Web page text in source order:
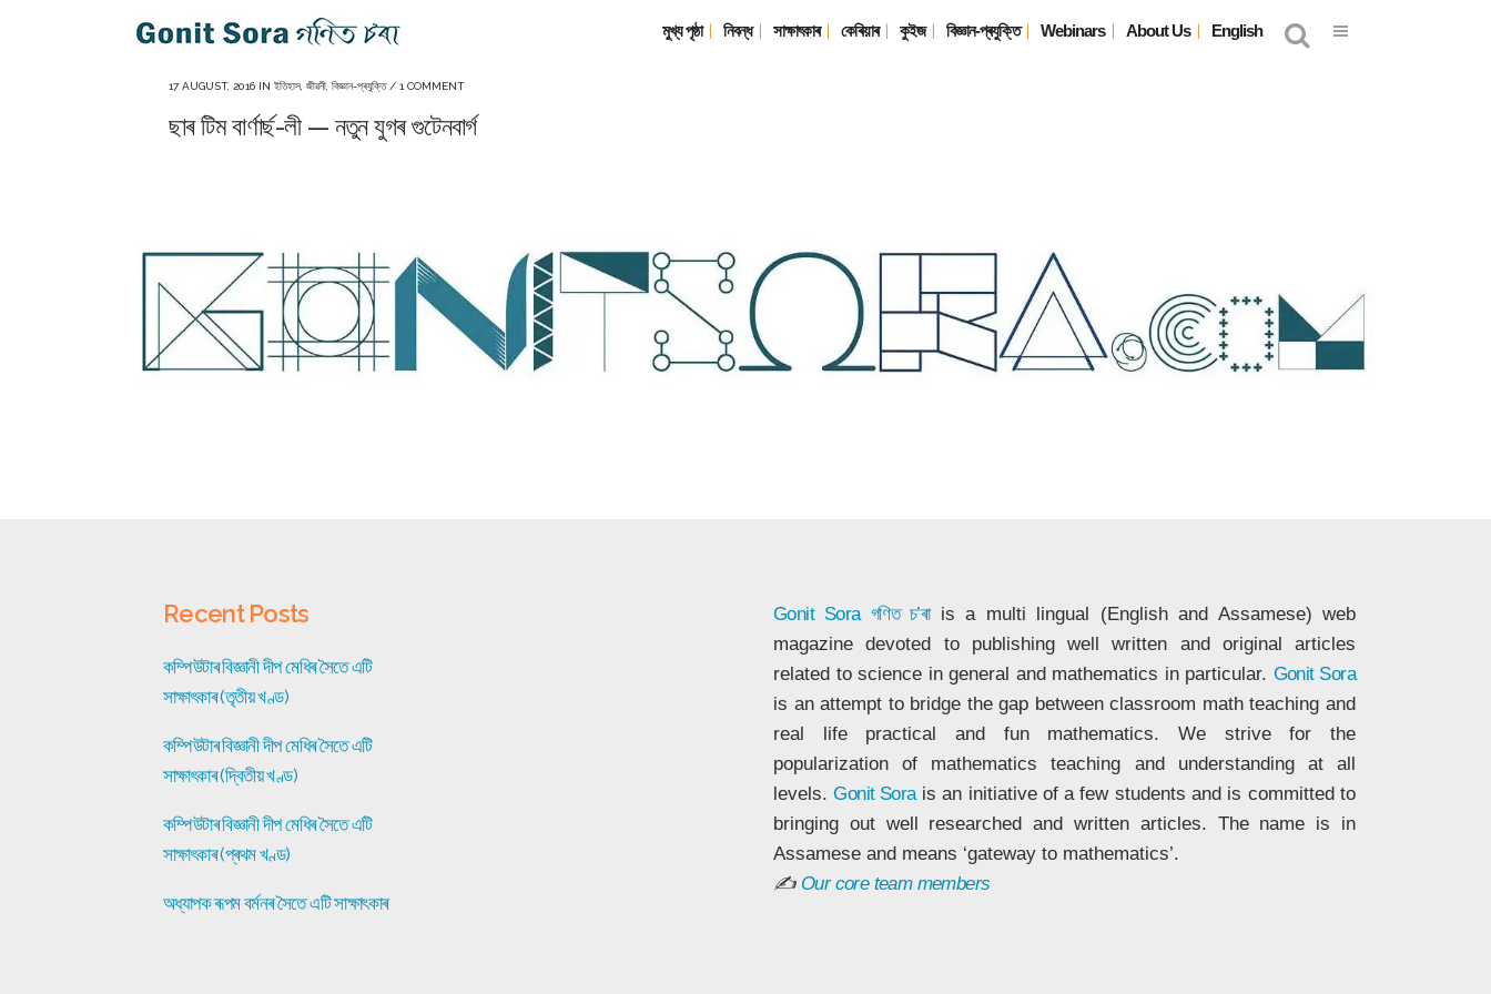
মুখ্য পৃষ্ঠা নিবন্ধ সাক্ষাৎকাৰ কেৰিয়াৰ কুইজ বিজ্ঞান-প্ৰযুক্তি Webinars About Us English
17 AUGUST, 2016 IN ইতিহাস জীৱনী বিজ্ঞান-প্ৰযুক্তি/ 1 COMMENT
ছাৰ টিম বাৰ্ণাৰ্ছ-লী — নতুন যুগৰ গুটেনবাৰ্গ
Recent Posts
কম্পিউটাৰ বিজ্ঞানী দীপ মেধিৰ সৈতে এটি
সাক্ষাৎকাৰ (তৃতীয় খণ্ড)
কম্পিউটাৰ বিজ্ঞানী দীপ মেধিৰ সৈতে এটি
সাক্ষাৎকাৰ (দ্বিতীয় খণ্ড)
কম্পিউটাৰ বিজ্ঞানী দীপ মেধিৰ সৈতে এটি
সাক্ষাৎকাৰ (প্ৰথম খণ্ড)
অধ্যাপক ৰূপম বৰ্মনৰ সৈতে এটি সাক্ষাৎকাৰ
Gonit Sora গণিত চ’ৰাis a multi lingual (English and Assamese) web
magazine devoted to publishing well written and original articles
related to science in general and mathematics in particular. Gonit Sora
is an attempt to bridge the gap between classroom math teaching and
real life practical and fun mathematics. We strive for the
popularization of mathematics teaching and understanding at all
levels.Gonit Sorais an initiative of a few students and is committed to
bringing out well researched and written articles. The name is in
Assamese and means ‘gateway to mathematics’.
✍ Our core team members